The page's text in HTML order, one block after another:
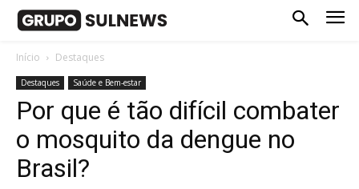
Início Destaques
Destaques Saúde e Bem-estar
Por que é tão difícil combater
o mosquito da dengue no
Brasil?